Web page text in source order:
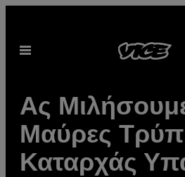
περιεχόμενο
Ανοίξτε
Ας Μιλήσουμε
Μαύρες
Καταρχάς